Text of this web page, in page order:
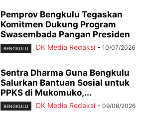
Pemprov Bengkulu Tegaskan
Komitmen Dukung Program
Swasembada Pangan Presiden
BENGKULU DK Media Redaksi - 10/07/2026
Sentra Dharma Guna Bengkulu
Salurkan Bantuan Sosial untuk
PPKS di Mukomuko,...
BENGKULU DK Media Redaksi - 09/06/2026